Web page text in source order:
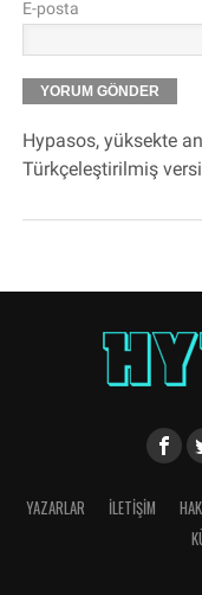
E-posta
Hypasos, yüksekte
Türkçeleştirilmiş
YAZARLAR İLETIŞIM